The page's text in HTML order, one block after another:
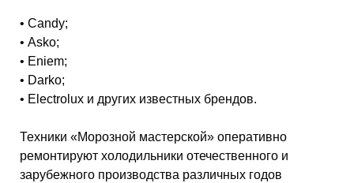
• Candy;
• Asko;
• Eniem;
• Darko;
• Electrolux и других известных брендов.
Техники «Морозной мастерской» оперативно
ремонтируют холодильники отечественного и
зарубежного производства различных годов